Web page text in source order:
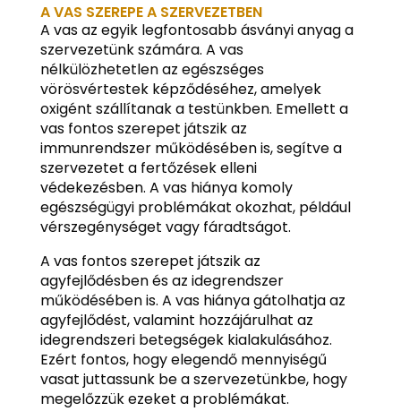
A VAS SZEREPE A SZERVEZETBEN
A vas az egyik legfontosabb ásványi anyag a
szervezetünk számára. A vas
nélkülözhetetlen az egészséges
vörösvértestek képződéséhez, amelyek
oxigént szállítanak a testünkben. Emellett a
vas fontos szerepet játszik az
immunrendszer működésében is, segítve a
szervezetet a fertőzések elleni
védekezésben. A vas hiánya komoly
egészségügyi problémákat okozhat, például
vérszegénységet vagy fáradtságot.
A vas fontos szerepet játszik az
agyfejlődésben és az idegrendszer
működésében is. A vas hiánya gátolhatja az
agyfejlődést, valamint hozzájárulhat az
idegrendszeri betegségek kialakulásához.
Ezért fontos, hogy elegendő mennyiségű
vasat juttassunk be a szervezetünkbe, hogy
megelőzzük ezeket a problémákat.